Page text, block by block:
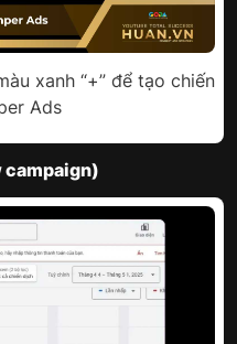
xanh “+” để tạo chiến
Ads
campaign)